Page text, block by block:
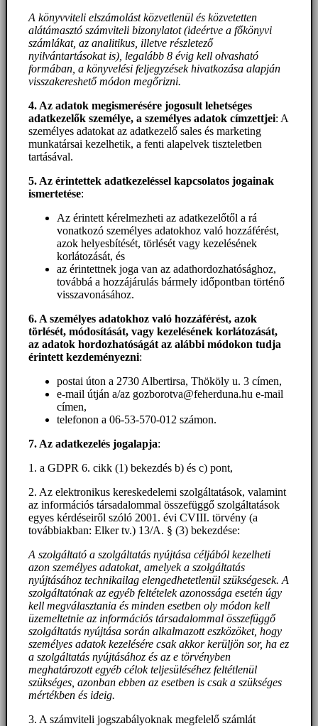
A könyvviteli elszámolást közvetlenül és közvetetten
alátámasztó számviteli bizonylatot (ideértve a főkönyvi
számlákat, az analitikus, illetve részletező
nyilvántartásokat is), legalább 8 évig kell olvasható
formában, a könyvelési feljegyzések hivatkozása alapján
visszakereshető módon megőrizni.
4. Az adatok megismerésére jogosult lehetséges
adatkezelők személye, a személyes adatok címzettjei: A
személyes adatokat az adatkezelő sales és marketing
munkatársai kezelhetik, a fenti alapelvek tiszteletben
tartásával.
5. Az érintettek adatkezeléssel kapcsolatos jogainak
ismertetése:
Az érintett kérelmezheti az adatkezelőtől a rá
vonatkozó személyes adatokhoz való hozzáférést,
azok helyesbítését, törlését vagy kezelésének
korlátozását, és
az érintettnek joga van az adathordozhatósághoz,
továbbá a hozzájárulás bármely időpontban történő
visszavonásához.
6. A személyes adatokhoz való hozzáférést, azok
törlését, módosítását, vagy kezelésének korlátozását,
az adatok hordozhatóságát az alábbi módokon tudja
érintett kezdeményezni:
postai úton a 2730 Albertirsa, Thököly u. 3 címen,
e-mail útján a/az gozborotva@feherduna.hu e-mail
címen,
telefonon a 06-53-570-012 számon.
7. Az adatkezelés jogalapja:
1. a GDPR 6. cikk (1) bekezdés b) és c) pont,
2. Az elektronikus kereskedelemi szolgáltatások, valamint
az információs társadalommal összefüggő szolgáltatások
egyes kérdéseiről szóló 2001. évi CVIII. törvény (a
továbbiakban: Elker tv.) 13/A. § (3) bekezdése:
A szolgáltató a szolgáltatás nyújtása céljából kezelheti
azon személyes adatokat, amelyek a szolgáltatás
nyújtásához technikailag elengedhetetlenül szükségesek. A
szolgáltatónak az egyéb feltételek azonossága esetén úgy
kell megválasztania és minden esetben oly módon kell
üzemeltetnie az információs társadalommal összefüggő
szolgáltatás nyújtása során alkalmazott eszközöket, hogy
személyes adatok kezelésére csak akkor kerüljön sor, ha ez
a szolgáltatás nyújtásához és az e törvényben
meghatározott egyéb célok teljesüléséhez feltétlenül
szükséges, azonban ebben az esetben is csak a szükséges
mértékben és ideig.
3. A számviteli jogszabályoknak megfelelő számlát